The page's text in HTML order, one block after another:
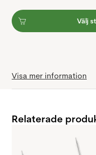
Välj
Visa mer information
Relaterade